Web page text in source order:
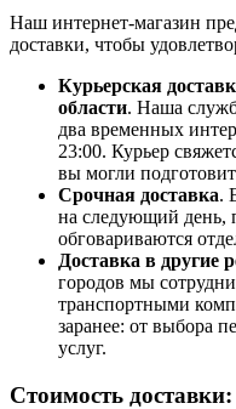
Наш интернет-магазин
доставки, чтобы
Курьерская
области. Наша
два временных
23:00. Курьер
вы могли
Срочная доставка.
на следующий день,
обговариваются
Доставка в другие
городов мы
транспортными
заранее: от выбора
услуг.
Стоимость доставки: